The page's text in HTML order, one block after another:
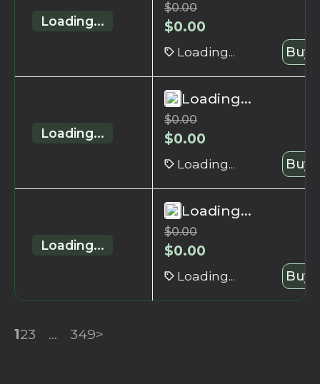
Loading...
$0.00
$0.00
Loading... Buy
Loading...
Loading...
$0.00
$0.00
Loading... Buy
Loading...
Loading...
$0.00
$0.00
Loading... Buy
123 ... 349>